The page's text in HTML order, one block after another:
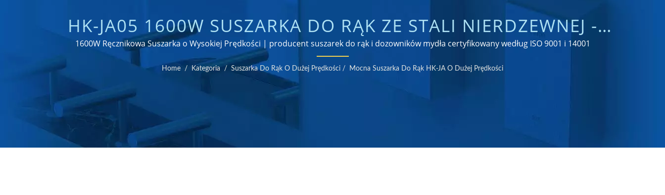
HK-JA05 1600W SUSZARKA DO RĄK ZE STALI NIERDZEWNEJ -
WYKOŃCZENIE SATYNOWE | PRODUCENT KRANÓW DO
KUCHNI I ŁAZIENKI | HOKWANG
1600W Ręcznikowa Suszarka o Wysokiej Prędkości | producent suszarek do rąk i dozowników mydła certyfikowany według ISO 9001 i 14001
Home / Kategoria / Suszarka Do Rąk O Dużej Prędkości / Mocna Suszarka Do Rąk HK-JA O Dużej Prędkości